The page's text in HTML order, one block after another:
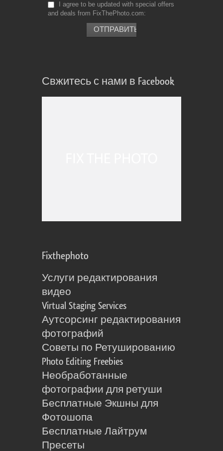
I agree to be updated with special offers
and deals from FixThePhoto.com
Свжитесь с нами в Facebook
Fixthephoto
Услуги редактирования
видео
Virtual Staging Services
Аутсорсинг редактирования
фотографий
Советы по Ретушированию
Photo Editing Freebies
Необработанные
фотографии для ретуши
Бесплатные Экшны для
Фотошопа
Бесплатные Лайтрум
Пресеты